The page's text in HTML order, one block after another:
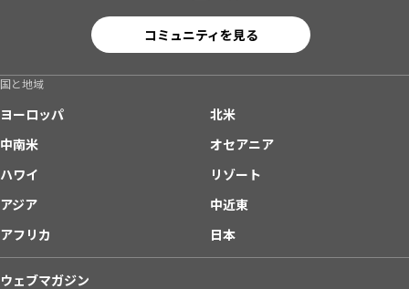
コミュニティを見る
国と地域
ヨーロッパ
北米
中南米
オセアニア
ハワイ
リゾート
アジア
中近東
アフリカ
日本
ウェブマガジン